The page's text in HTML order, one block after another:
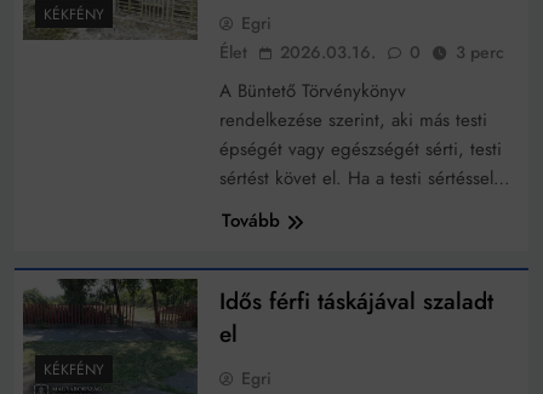
KÉKFÉNY
Egri
Élet
2026.03.16. 0 3 perc
A Büntető Törvénykönyv
rendelkezése szerint, aki más testi
épségét vagy egészségét sérti, testi
sértést követ el. Ha a testi sértéssel…
Tovább
KÉKFÉNY
Idős férfi táskájával szaladt
el
Egri